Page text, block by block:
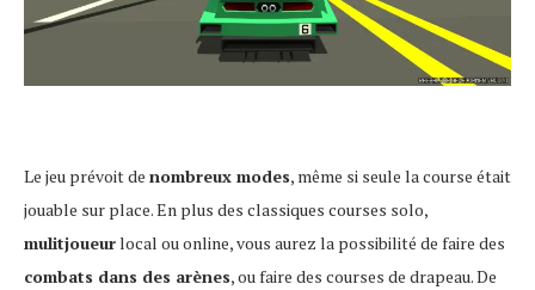
Le jeu prévoit de nombreux modes, même si seule la course était
jouable sur place. En plus des classiques courses solo,
mulitjoueurlocal ou online, vous aurez la possibilité de faire des
combats dans des arènes, ou faire des courses de drapeau. De